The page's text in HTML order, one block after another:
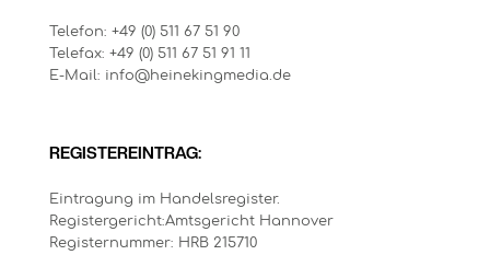
Telefon: +49 (0) 511 67 51 90
Telefax: +49 (0) 511 67 51 91 11
E-Mail: info@heinekingmedia.de
REGISTEREINTRAG:
Eintragung im Handelsregister.
Registergericht:Amtsgericht Hannover
Registernummer: HRB 215710